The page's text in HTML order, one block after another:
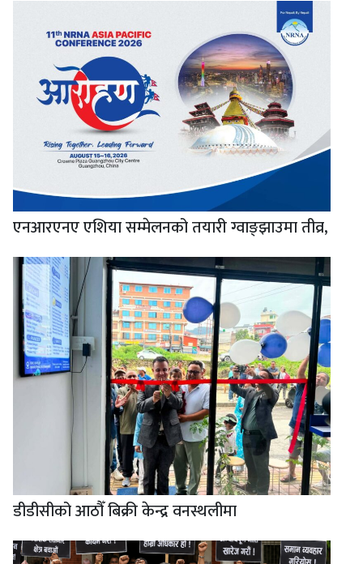
एनआरएनए एशिया सम्मेलनको तयारी ग्वाङ्झाउमा तीव्र,
डीडीसीको आठौँ बिक्री केन्द्र वनस्थलीमा